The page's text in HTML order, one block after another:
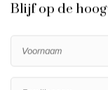
Blijf op de